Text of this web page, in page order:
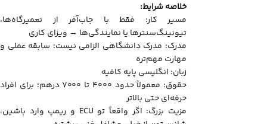
خلاصه شرایط:
مسیر کار: فقط با جاب‌آفر از تعمیرگاه‌ها،
تیونینگ‌سنترها یا نمایندگی‌ها → ویزای کاری
مدرک: مدرک دانشگاهی الزامی نیست؛ سابقه عملی و
مهارت مهم‌تره
زبان: انگلیسی پایه کافیه
حقوق: معمولاً حدود ۴۰۰۰ تا ۷۰۰۰ درهم؛ برای افراد
حرفه‌ای حتی بالاتر
مزیت بزرگ: اگر واقعاً تو ECU و ریمپ وارد باشین،